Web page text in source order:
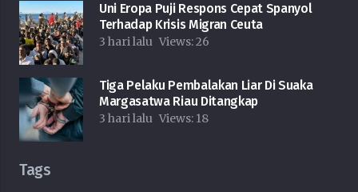
Uni Eropa Puji Respons Cepat Spanyol
Terhadap Krisis Migran Ceuta
3 hari lalu Views:26
Tiga Pelaku Pembalakan Liar Di Suaka
Margasatwa Riau Ditangkap
3 hari lalu Views: 18
Tags